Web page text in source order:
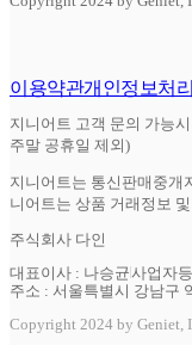
이용약관개인정보처
지니어트 고객 문의 가능
주말 공휴일 제외)
지니어트는 통신판매중개
니어트는 상품 거래정보
주식회사 다인
대표이사 : 나승균사업자
주소 : 서울특별시 강남구
Copyright 2024 by Geniet,